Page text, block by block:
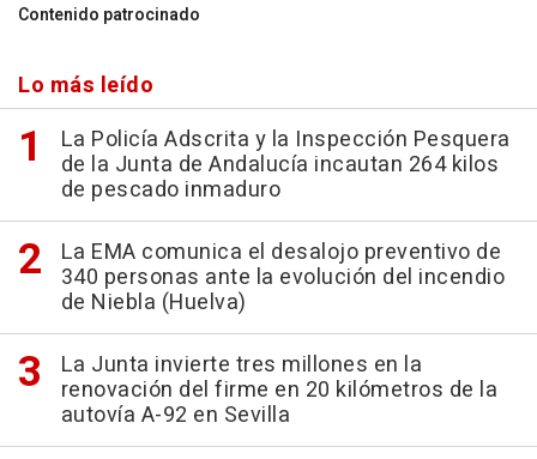
Contenido patrocinado
Lo más leído
La Policía Adscrita y la Inspección Pesquera
de la Junta de Andalucía incautan 264 kilos
de pescado inmaduro
La EMA comunica el desalojo preventivo de
340 personas ante la evolución del incendio
de Niebla (Huelva)
La Junta invierte tres millones en la
renovación del firme en 20 kilómetros de la
autovía A-92 en Sevilla